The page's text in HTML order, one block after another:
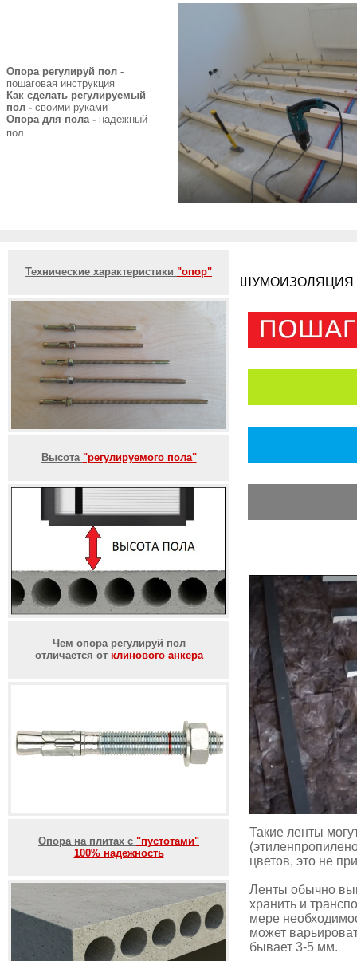
Опора регулируй пол -
пошаговая инструкция
Как сделать регулируемый
пол - своими руками
Опора для пола - надежный
пол
Технические характеристики "опор"
Высота "регулируемого пола"
Чем опора регулируй пол
отличается от клинового анкера
Опора на плитах с "пустотами"
100% надежность
ШУМОИЗОЛЯЦИЯ
Такие ленты
цветов, это не
Ленты обычно
хранить и
мере
может
бывает 3-5 мм.